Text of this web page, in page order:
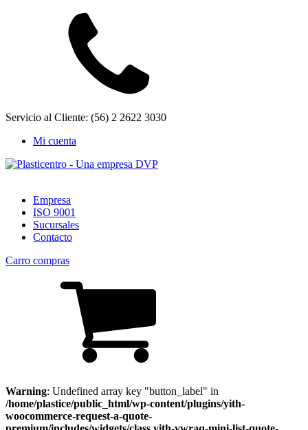
Servicio al Cliente: (56) 2 2622 3030
Mi cuenta
Empresa
ISO 9001
Sucursales
Contacto
Carro compras
Warning: Undefined array key "button_label" in
/home/plastice/public_html/wp-content/plugins/yith-
woocommerce-request-a-quote-